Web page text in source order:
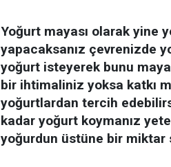
Yoğurt mayası olarak yine
yapacaksanız çevrenizde
yoğurt isteyerek bunu
bir ihtimaliniz yoksa katkı
yoğurtlardan tercih
kadar yoğurt koymanız
yoğurdun üstüne bir miktar